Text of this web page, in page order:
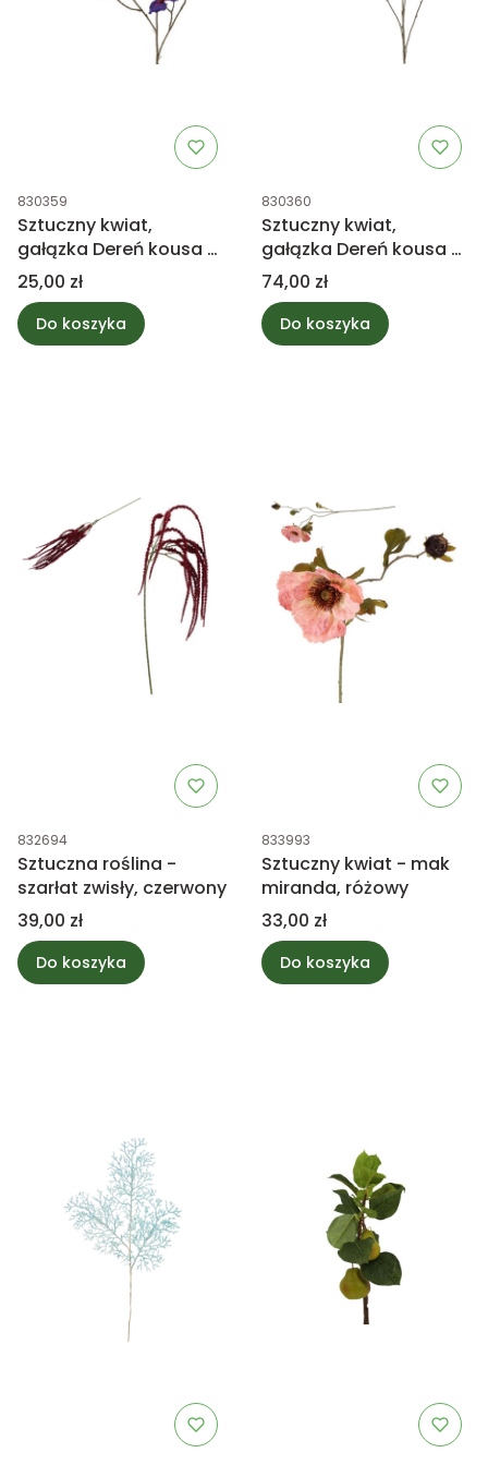
Kod produktu
830359
Sztuczny kwiat,
gałązka Dereń kousa -
fioletowy 75cm
Cena
25,00 zł
Do koszyka
Kod produktu
830360
Sztuczny kwiat,
gałązka Dereń kousa -
fioletowy 128cm
Cena
74,00 zł
Do koszyka
Kod produktu
832694
Sztuczna roślina -
szarłat zwisły, czerwony
Cena
39,00 zł
Do koszyka
Kod produktu
833993
Sztuczny kwiat - mak
miranda, różowy
Cena
33,00 zł
Do koszyka